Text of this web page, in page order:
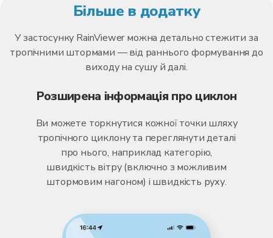
Більше в додатку
У застосунку RainViewer можна детально стежити за
тропічними штормами — від раннього формування до
виходу на сушу й далі.
Розширена інформація про циклон
Ви можете торкнутися кожної точки шляху
тропічного циклону та переглянути деталі
про нього, наприклад категорію,
швидкість вітру (включно з можливим
штормовим нагоном) і швидкість руху.